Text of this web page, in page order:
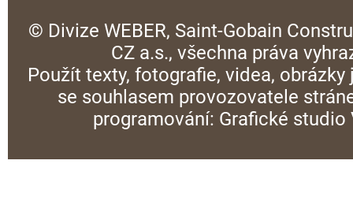
© Divize WEBER, Saint-Gobain
CZ a.s., všechna práva
Použít texty, fotografie, videa, obrázky
se souhlasem provozovatele
programování: Grafické studio